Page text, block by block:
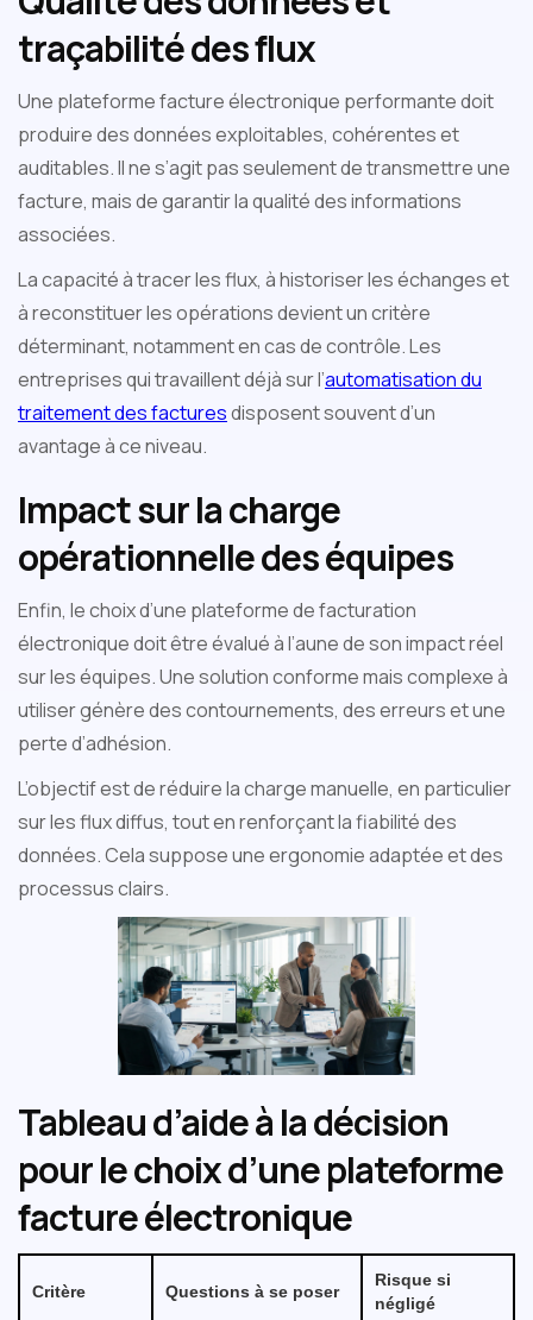
traçabilité des flux
Une plateforme facture électronique performante doit
produire des données exploitables, cohérentes et
auditables. Il ne s’agit pas seulement de transmettre une
facture, mais de garantir la qualité des informations
associées.
La capacité à tracer les flux, à historiser les échanges et
à reconstituer les opérations devient un critère
déterminant, notamment en cas de contrôle. Les
entreprises qui travaillent déjà sur l’automatisation du
traitement des facturesdisposent souvent d’un
avantage à ce niveau.
Impact sur la charge
opérationnelle des équipes
Enfin, le choix d’une plateforme de facturation
électronique doit être évalué à l’aune de son impact réel
sur les équipes. Une solution conforme mais complexe à
utiliser génère des contournements, des erreurs et une
perte d’adhésion.
L’objectif est de réduire la charge manuelle, en particulier
sur les flux diffus, tout en renforçant la fiabilité des
données. Cela suppose une ergonomie adaptée et des
processus clairs.
Tableau d’aide à la décision
pour le choix d’une plateforme
facture électronique
Critère Questions à se poser
Risque si
négligé